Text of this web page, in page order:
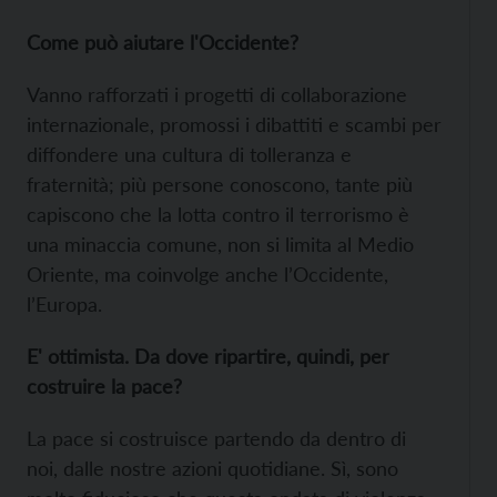
Come può aiutare l'Occidente?
Vanno rafforzati i progetti di collaborazione
internazionale, promossi i dibattiti e scambi per
diffondere una cultura di tolleranza e
fraternità; più persone conoscono, tante più
capiscono che la lotta contro il terrorismo è
una minaccia comune, non si limita al Medio
Oriente, ma coinvolge anche l’Occidente,
l’Europa.
E' ottimista. Da dove ripartire, quindi, per
costruire la pace?
La pace si costruisce partendo da dentro di
noi, dalle nostre azioni quotidiane. Sì, sono